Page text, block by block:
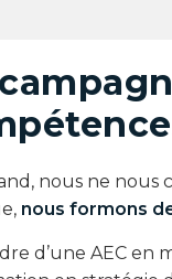
nous ne nous
nous formons
d’une AEC